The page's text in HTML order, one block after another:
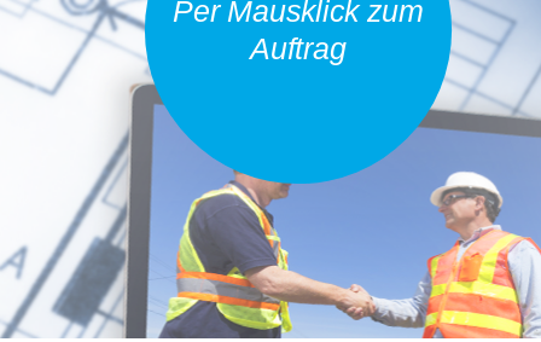
Per Mausklick zum
Auftrag